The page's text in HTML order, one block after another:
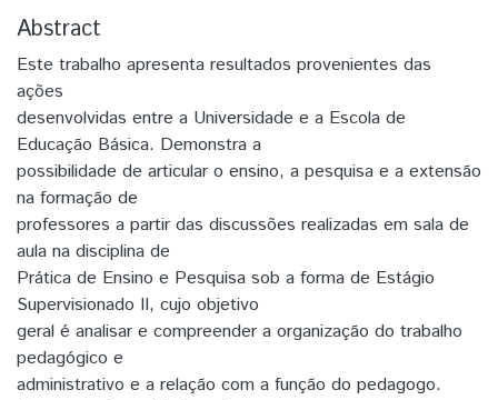
Abstract
Este trabalho apresenta resultados provenientes das
ações
desenvolvidas entre a Universidade e a Escola de
Educação Básica. Demonstra a
possibilidade de articular o ensino, a pesquisa e a extensão
na formação de
professores a partir das discussões realizadas em sala de
aula na disciplina de
Prática de Ensino e Pesquisa sob a forma de Estágio
Supervisionado II, cujo objetivo
geral é analisar e compreender a organização do trabalho
pedagógico e
administrativo e a relação com a função do pedagogo.